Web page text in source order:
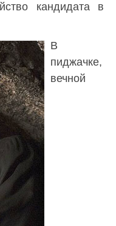
кандидата в
В
пиджачке,
вечной